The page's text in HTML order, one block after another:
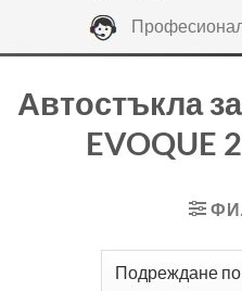
Автостъкла
EVOQUE